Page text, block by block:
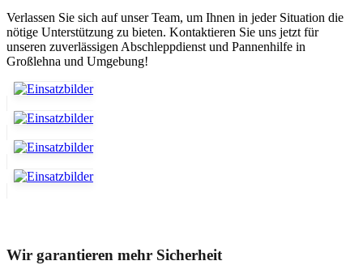
Verlassen Sie sich auf unser Team, um Ihnen in jeder Situation die
nötige Unterstützung zu bieten. Kontaktieren Sie uns jetzt für
unseren zuverlässigen Abschleppdienst und Pannenhilfe in
Großlehna und Umgebung!
Wir garantieren mehr Sicherheit